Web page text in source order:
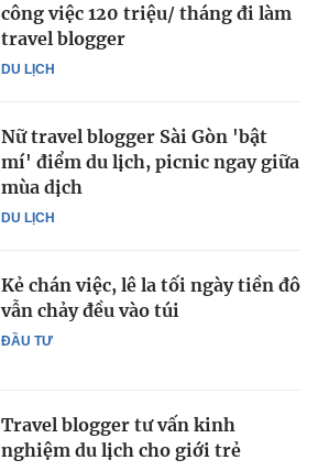
DU LỊCH
công việc 120 triệu/ tháng đi làm
travel blogger
DU LỊCH
Nữ travel blogger Sài Gòn 'bật
mí' điểm du lịch, picnic ngay giữa
mùa dịch
ĐẦU TƯ
Kẻ chán việc, lê la tối ngày tiền đô
vẫn chảy đều vào túi
Travel blogger tư vấn kinh
nghiệm du lịch cho giới trẻ